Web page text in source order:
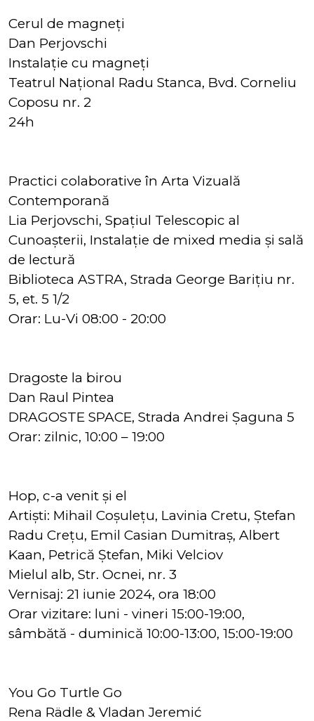
Cerul de magneți
Dan Perjovschi
Instalație cu magneți
Teatrul Național Radu Stanca, Bvd. Corneliu
Coposu nr. 2
24h
Practici colaborative în Arta Vizuală
Contemporană
Lia Perjovschi, Spațiul Telescopic al
Cunoașterii, Instalație de mixed media și sală
de lectură
Biblioteca ASTRA, Strada George Barițiu nr.
5, et. 5 1/2
Orar: Lu-Vi 08:00 - 20:00
Dragoste la birou
Dan Raul Pintea
DRAGOSTE SPACE, Strada Andrei Șaguna 5
Orar: zilnic, 10:00 – 19:00
Hop, c-a venit și el
Artiști: Mihail Coșulețu, Lavinia Cretu, Ștefan
Radu Crețu, Emil Casian Dumitraș, Albert
Kaan, Petrică Ștefan, Miki Velciov
Mielul alb, Str. Ocnei, nr. 3
Vernisaj: 21 iunie 2024, ora 18:00
Orar vizitare: luni - vineri 15:00-19:00,
sâmbătă - duminică 10:00-13:00, 15:00-19:00
You Go Turtle Go
Rena Rädle & Vladan Jeremić